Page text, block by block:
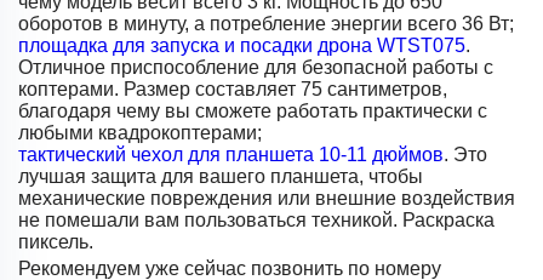
оборотов в минуту, а потребление энергии всего 36 Вт;
площадка для запуска и посадки дрона WTST075.
Отличное приспособление для безопасной работы с
коптерами. Размер составляет 75 сантиметров,
благодаря чему вы сможете работать практически с
любыми квадрокоптерами;
тактический чехол для планшета 10-11 дюймов. Это
лучшая защита для вашего планшета, чтобы
механические повреждения или внешние воздействия
не помешали вам пользоваться техникой. Раскраска
пиксель.
Рекомендуем уже сейчас позвонить по номеру